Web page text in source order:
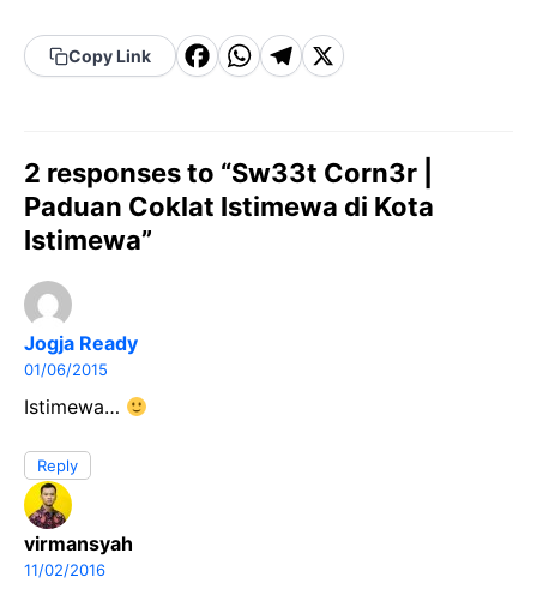
Copy Link
F
e
b
W
t
s
T
g
r
X
2 responses to “Sw33t Corn3r |
Paduan Coklat Istimewa di Kota
Istimewa”
Jogja Ready
01/06/2015
Istimewa…
Reply
virmansyah
11/02/2016